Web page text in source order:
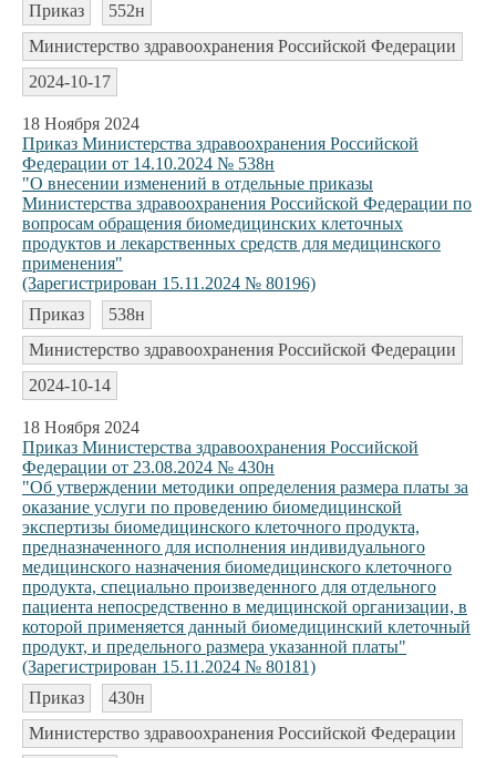
Приказ
552н
Министерство здравоохранения Российской Федерации
2024-10-17
18 Ноября 2024
Приказ Министерства здравоохранения Российской
Федерации от 14.10.2024 № 538н
"О внесении изменений в отдельные приказы
Министерства здравоохранения Российской Федерации по
вопросам обращения биомедицинских клеточных
продуктов и лекарственных средств для медицинского
применения"
(Зарегистрирован 15.11.2024 № 80196)
Приказ
538н
Министерство здравоохранения Российской Федерации
2024-10-14
18 Ноября 2024
Приказ Министерства здравоохранения Российской
Федерации от 23.08.2024 № 430н
"Об утверждении методики определения размера платы за
оказание услуги по проведению биомедицинской
экспертизы биомедицинского клеточного продукта,
предназначенного для исполнения индивидуального
медицинского назначения биомедицинского клеточного
продукта, специально произведенного для отдельного
пациента непосредственно в медицинской организации, в
которой применяется данный биомедицинский клеточный
продукт, и предельного размера указанной платы"
(Зарегистрирован 15.11.2024 № 80181)
Приказ
430н
Министерство здравоохранения Российской Федерации